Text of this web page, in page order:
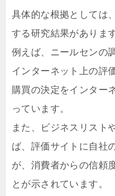
具体的な根拠としては
する研究結果があります
例えば、ニールセンの
インターネット上の評
購買の決定をインター
っています。
また、ビジネスリスト
ば、評価サイトに自社
が、消費者からの信頼
とが示されています。